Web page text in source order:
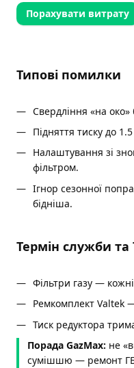
Порахувати витрату
Типові помилки
Свердління «на око»
Підняття тиску до
Налаштування зі
фільтром.
Ігнор сезонної
бідніша.
Термін служби та
Фільтри газу —
Ремкомплект Valtek
Тиск редуктора
Порада GazMax: не
сумішшю — ремонт